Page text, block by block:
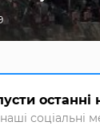
останні
соціальні